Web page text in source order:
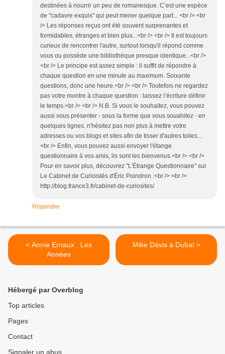
destinées à nourrir un peu de romanesque. C’est une espèce
de "cadavre exquis" qui peut mener quelque part... <br /> <br
/> Les réponses reçus ont été souvent surprenantes et
formidables, étranges et bien plus...<br /> <br /> Il est toujours
curieux de rencontrer l'autre, surtout lorsqu'il répond comme
vous ou possède une bibliothèque presque identique...<br />
<br /> Le principe est assez simple : il suffit de répondre à
chaque question en une minute au maximum. Soixante
questions, donc une heure.<br /> <br /> Toutefois ne regardez
pas votre montre à chaque question : laissez l’écriture définir
le temps.<br /> <br /> N.B. Si vous le souhaitez, vous pouvez
aussi vous présenter - sous la forme que vous souahitez - en
quelques lignes. n'hésitez pas non plus à mettre votre
adresses ou vos blogs et sites afin de tisser d'autres toiles...
<br /> Enfin, vous pouvez aussi envoyer l'étange
questionnaire à vos amis, ils sont les bienvenus.<br /> <br />
Pour en savoir plus, découvrez "L'Étrange Questionnaire" sur
Le Cabinet de Curioistés d'Éric Poindron :<br /> <br />
http://blog.france3.fr/cabinet-de-curiosites/
Répondre
< Annie Ernaux : Les
Années
Mike Davis à Dubaï >
Hébergé par Overblog
Top articles
Pages
Contact
Signaler un abus